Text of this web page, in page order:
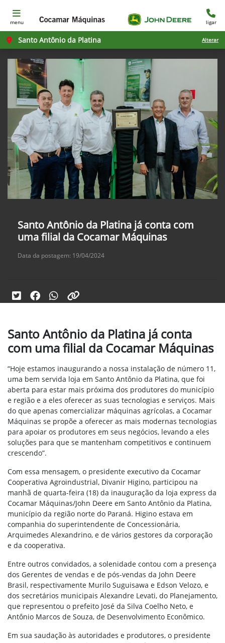
menu ligar
Santo Antônio da Platina Alterar
Santo Antônio da Platina já conta com
uma filial da Cocamar Máquinas
Data da postagem: 19/04/2024
Santo Antônio da Platina já conta
com uma filial da Cocamar Máquinas
“Hoje estamos inaugurando a nossa instalação de número 11,
uma bem servida loja em Santo Antônio da Platina, que foi
aberta para estar mais próxima dos produtores do município
e região e a eles oferecer as suas tecnologias e serviços. Mais
do que apenas comercializar máquinas agrícolas, a Cocamar
Máquinas se propõe a oferecer as mais modernas tecnologias
para apoiar os produtores em seus negócios, levando a eles
soluções para que se mantenham competitivos e continuem
crescendo”.
Com essa mensagem, o presidente executivo da Cocamar
Cooperativa Agroindustrial, Divanir Higino, participou na
manhã de quarta-feira (18) da inauguração da loja express da
Cocamar Máquinas/John Deere em Santo Antônio da Platina,
município da região norte do Paraná. Higino estava em
companhia do superintendente de Concessionária,
Arquimedes Alexandrino, e de vários gestores da corporação
e da cooperativa.
Entre outros convidados, a solenidade contou com a presença
dos Gerentes de vendas e de pós-vendas da John Deere
Brasil, respectivamente Murilo Suguisawa e Edson Velozo, e
dos secretários municipais Alexandre Levati, do Planejamento,
que representou o prefeito José da Silva Coelho Neto, e
Antônio Marcos de Souza, de Desenvolvimento Econômico.
Em sua saudação às autoridades e produtores, o presidente